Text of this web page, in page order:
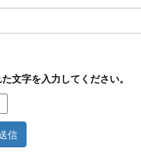
文字を入力してください。